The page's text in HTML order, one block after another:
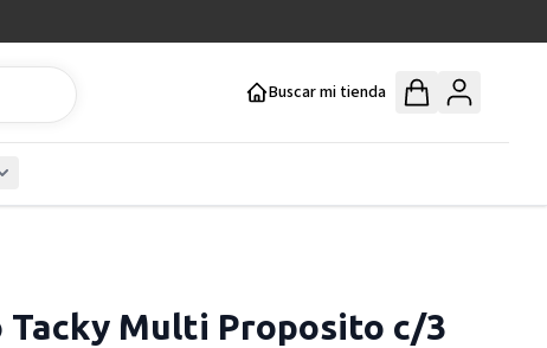
Buscar mi tienda
Tacky Multi Proposito c/3